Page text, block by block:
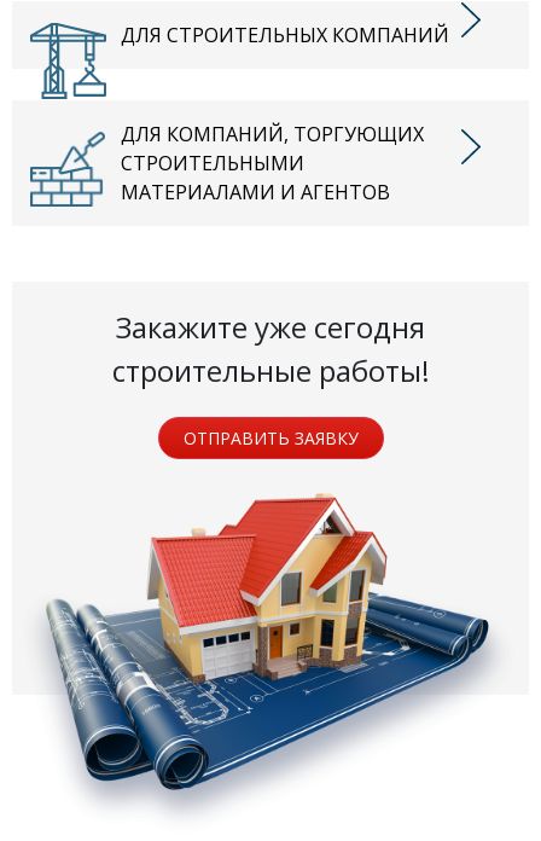
ДЛЯ СТРОИТЕЛЬНЫХ КОМПАНИЙ
ДЛЯ КОМПАНИЙ, ТОРГУЮЩИХ
СТРОИТЕЛЬНЫМИ
МАТЕРИАЛАМИ И АГЕНТОВ
Закажите уже сегодня
строительные работы!
ОТПРАВИТЬ ЗАЯВКУ